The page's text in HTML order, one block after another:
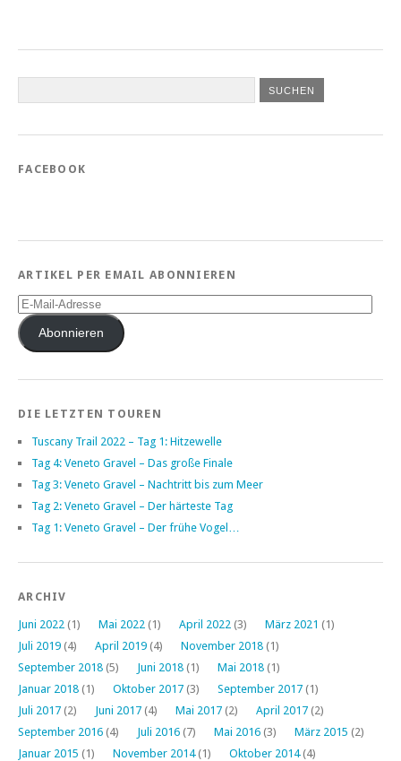
FACEBOOK
ARTIKEL PER EMAIL ABONNIEREN
E-
Mail-
AdresseAbonnieren
DIE LETZTEN TOUREN
Tuscany Trail 2022 – Tag 1: Hitzewelle
Tag 4: Veneto Gravel – Das große Finale
Tag 3: Veneto Gravel – Nachtritt bis zum Meer
Tag 2: Veneto Gravel – Der härteste Tag
Tag 1: Veneto Gravel – Der frühe Vogel…
ARCHIV
Juni 2022 (1) Mai 2022 (1) April 2022 (3) März 2021 (1)
Juli 2019 (4) April 2019 (4) November 2018 (1)
September 2018 (5) Juni 2018 (1) Mai 2018 (1)
Januar 2018 (1) Oktober 2017 (3) September 2017 (1)
Juli 2017 (2) Juni 2017 (4) Mai 2017 (2) April 2017 (2)
September 2016 (4) Juli 2016 (7) Mai 2016 (3) März 2015 (2)
Januar 2015 (1) November 2014(1) Oktober 2014(4)